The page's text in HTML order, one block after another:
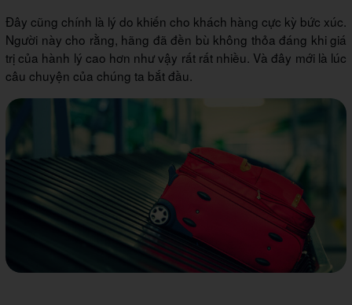
Đây cũng chính là lý do khiến cho khách hàng cực kỳ bức xúc.
Người này cho rằng, hãng đã đền bù không thỏa đáng khi giá
trị của hành lý cao hơn như vậy rất rất nhiều. Và đây mới là lúc
câu chuyện của chúng ta bắt đầu.